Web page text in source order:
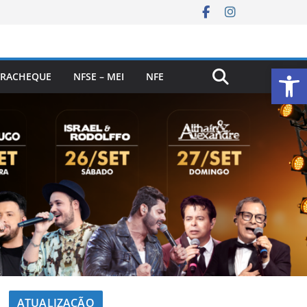
NFSE – MEI NFE
ATUALIZAÇÃO